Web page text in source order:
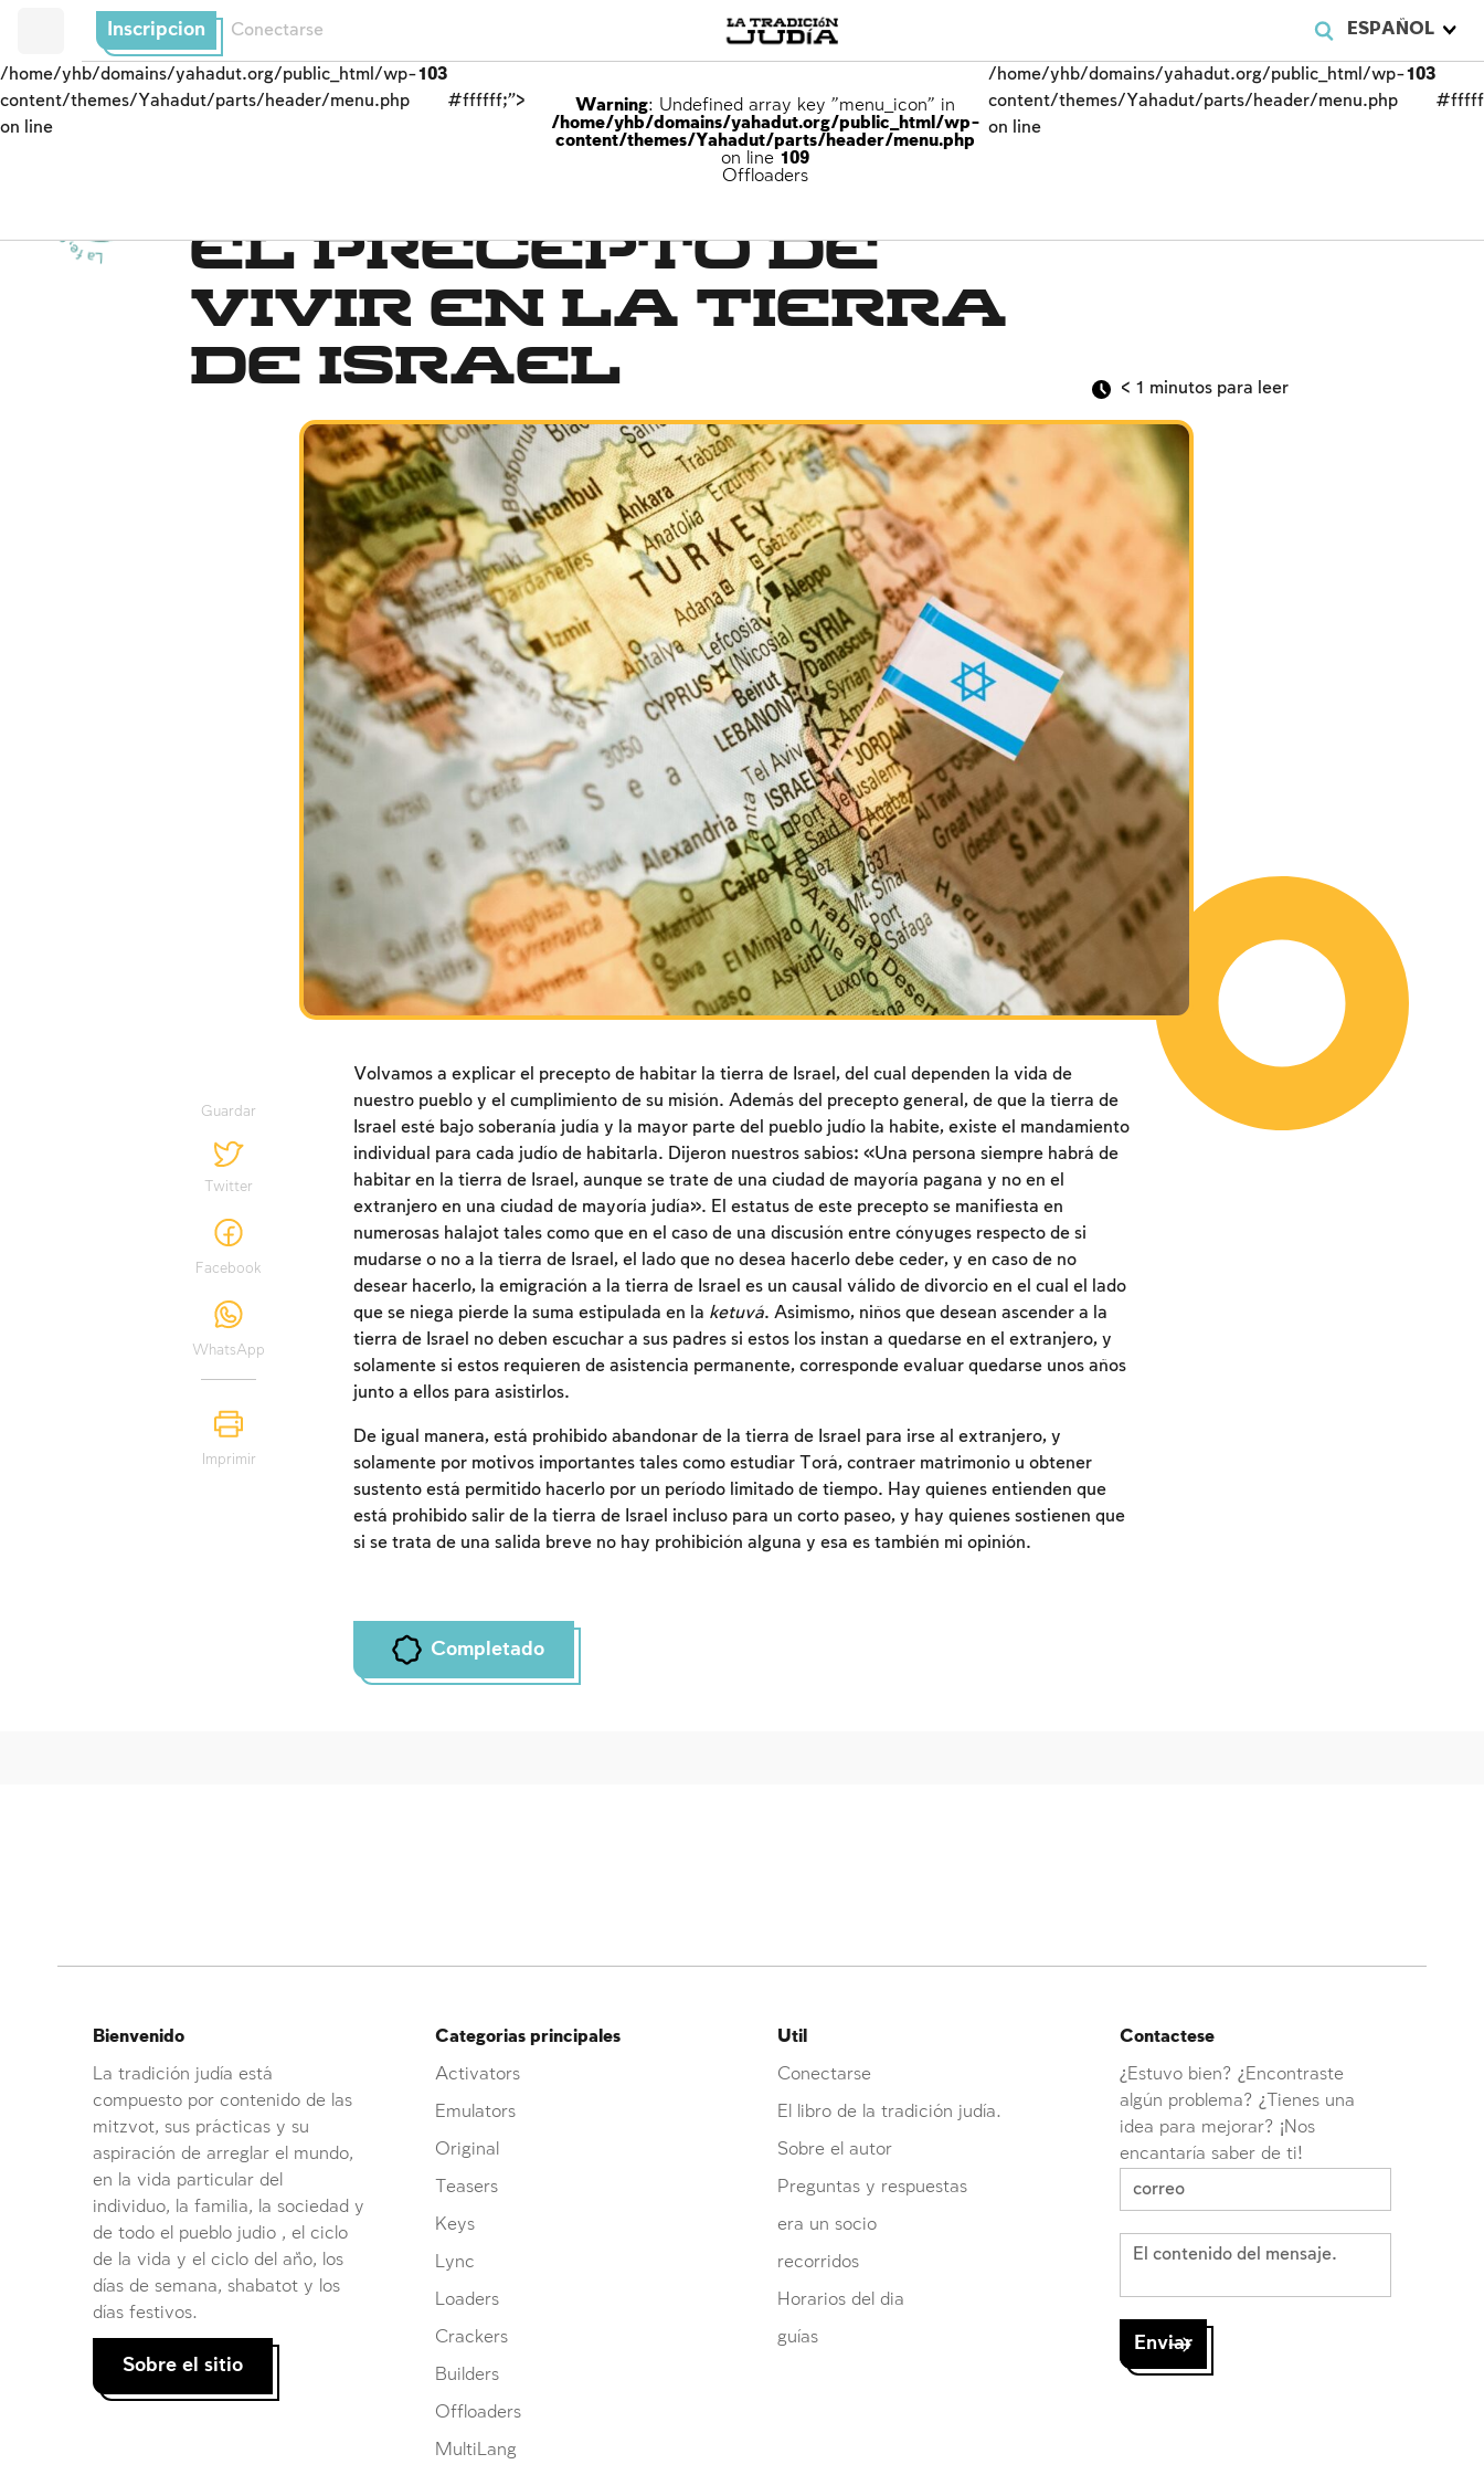
ESPAÑOL
Inscripcion Conectarse
/home/yhb/domains/yahadut.org/public_html/wp-
content/themes/Yahadut/parts/header/menu.php
on line
103
#ffffff;">
Warning: Undefined array key "menu_icon" in
/home/yhb/domains/yahadut.org/public_html/wp-
content/themes/Yahadut/parts/header/menu.php
on line 109
Offloaders
/home/yhb/domains/yahadut.org/public_html/wp-
content/themes/Yahadut/parts/header/menu.php
on line
103
La f
e,
e
l
p
u
e
b
l
o
y
l
a tierra
d
e
I
s
r
a
e
l El precepto de
vivir en la tierra
de Israel
< 1 minutos para leer
Guardar
Twitter
Facebook
WhatsApp
Imprimir
Volvamos a explicar el precepto de habitar la tierra de Israel, del cual dependen la vida de
nuestro pueblo y el cumplimiento de su misión. Además del precepto general, de que la tierra de
Israel esté bajo soberanía judía y la mayor parte del pueblo judío la habite, existe el mandamiento
individual para cada judío de habitarla. Dijeron nuestros sabios: «Una persona siempre habrá de
habitar en la tierra de Israel, aunque se trate de una ciudad de mayoría pagana y no en el
extranjero en una ciudad de mayoría judía». El estatus de este precepto se manifiesta en
numerosas halajot tales como que en el caso de una discusión entre cónyuges respecto de si
mudarse o no a la tierra de Israel, el lado que no desea hacerlo debe ceder, y en caso de no
desear hacerlo, la emigración a la tierra de Israel es un causal válido de divorcio en el cual el lado
que se niega pierde la suma estipulada en la ketuvá. Asimismo, niños que desean ascender a la
tierra de Israel no deben escuchar a sus padres si estos los instan a quedarse en el extranjero, y
solamente si estos requieren de asistencia permanente, corresponde evaluar quedarse unos años
junto a ellos para asistirlos.
De igual manera, está prohibido abandonar de la tierra de Israel para irse al extranjero, y
solamente por motivos importantes tales como estudiar Torá, contraer matrimonio u obtener
sustento está permitido hacerlo por un período limitado de tiempo. Hay quienes entienden que
está prohibido salir de la tierra de Israel incluso para un corto paseo, y hay quienes sostienen que
si se trata de una salida breve no hay prohibición alguna y esa es también mi opinión.
Completado
Inscripcion requerida
cuenta o inscribirse.
Inscripcion
Contactese
¿Estuvo bien? ¿Encontraste
algún problema? ¿Tienes una
idea para mejorar? ¡Nos
encantaría saber de ti!
Util
Conectarse
El libro de la tradición judía.
Sobre el autor
Preguntas y respuestas
era un socio
recorridos
Horarios del dia
guías
Categorias principales
Activators
Emulators
Original
Teasers
Keys
Lync
Loaders
Crackers
Builders
Offloaders
MultiLang
Bienvenido
La tradición judía está
compuesto por contenido de las
mitzvot, sus prácticas y su
aspiración de arreglar el mundo,
en la vida particular del
individuo, la familia, la sociedad y
de todo el pueblo judio , el ciclo
de la vida y el ciclo del año, los
días de semana, shabatot y los
días festivos.
Sobre el sitio